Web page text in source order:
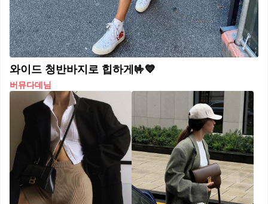
와이드 청반바지로 힙하게🤟💙
버뮤다데님